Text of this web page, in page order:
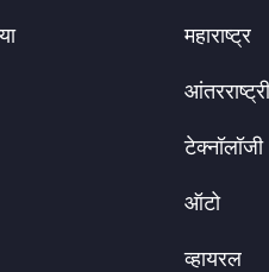
महाराष्ट्र
टेक्नॉलॉजी
ऑटो
व्हायरल